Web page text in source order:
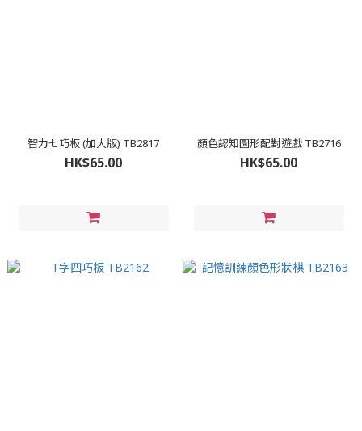
智力七巧板 (加大版) TB2817
HK$65.00
顏色認知圖形配對遊戲 TB2716
HK$65.00